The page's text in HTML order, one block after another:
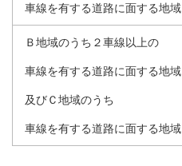
車線を有する道路に面する地域
Ｂ地域のうち２車線以上の
車線を有する道路に面する地域
及びＣ地域のうち
車線を有する道路に面する地域